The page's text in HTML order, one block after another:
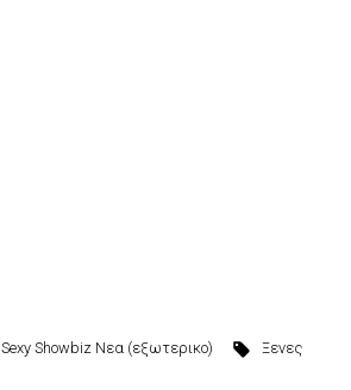
Sexy Showbiz Νεα (εξωτερικο)
Ξενες